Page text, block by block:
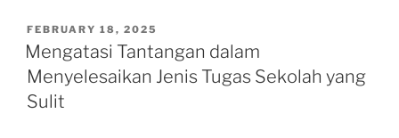
POSTED
ON
FEBRUARY 18, 2025
Mengatasi Tantangan dalam
Menyelesaikan Jenis Tugas Sekolah yang
Sulit